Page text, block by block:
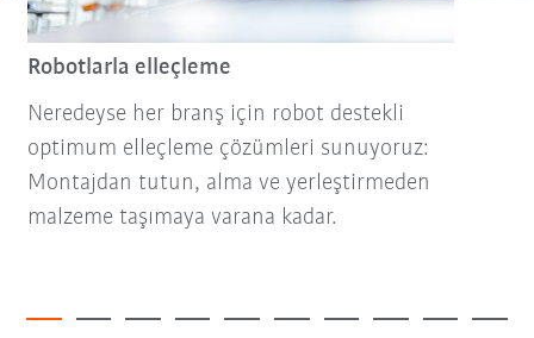
Robotlarla elleçleme
Neredeyse her branş için robot destekli
optimum elleçleme çözümleri sunuyoruz:
Montajdan tutun, alma ve yerleştirmeden
malzeme taşımaya varana kadar.